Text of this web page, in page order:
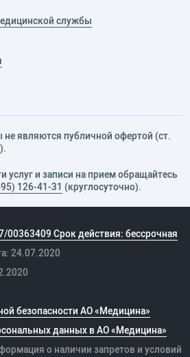
службы
не являются публичной офертой (ст.
услуг и записи на прием обращайтесь
126-41-31 (круглосуточно).
Срок действия: бессрочная
24.07.2020
безопасности АО «Медицина»
данных в АО «Медицина»
о наличии запретов и условий